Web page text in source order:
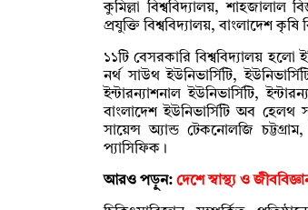
কুমিল্লা বিশ্ববিদ্যালয়, শাহজালাল
প্রযুক্তি বিশ্ববিদ্যালয়, বাংলাদেশ
১১টি বেসরকারি বিশ্ববিদ্যালয় হলো
নর্থ সাউথ ইউনিভার্সিটি,
ইন্টারন্যাশনাল ইউনিভার্সিটি,
বাংলাদেশ ইউনিভার্সিটি অব হেলথ
সায়েন্স অ্যান্ড টেকনোলজি
প্যাসিফিক।
আরও পড়ুন: দেশে স্বাস্থ্য ও